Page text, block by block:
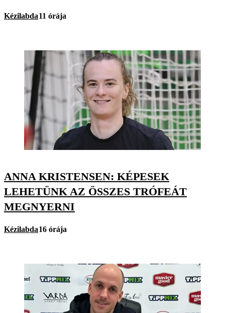
Kézilabda11 órája
ANNA KRISTENSEN: KÉPESEK
LEHETÜNK AZ ÖSSZES TRÓFEÁT
MEGNYERNI
Kézilabda16 órája